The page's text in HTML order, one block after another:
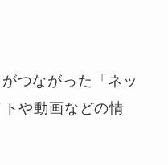
つながった「ネッ
トや動画などの情